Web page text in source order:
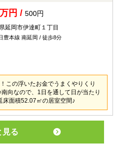
円 / 500円
延岡市伊達町１丁目
豊本線 南延岡 / 徒歩8分
この浮いたお金でうまくやりくり
向なので、1日を通して日が当たり
床面積52.07㎡の居室空間♪
見る